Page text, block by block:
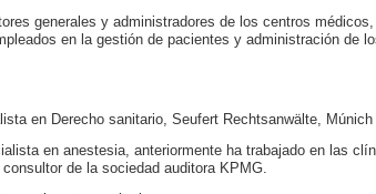
generales y administradores de los centros médicos,
en la gestión de pacientes y administración de
en Derecho sanitario, Seufert Rechtsanwälte, Múnich
en anestesia, anteriormente ha trabajado en las
de la sociedad auditora KPMG.